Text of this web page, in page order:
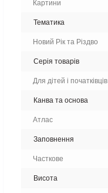
Картини
Тематика
Новий Рік та Різдво
Серія товарів
Для дітей і початківців
Канва та основа
Атлас
Заповнення
Часткове
Висота